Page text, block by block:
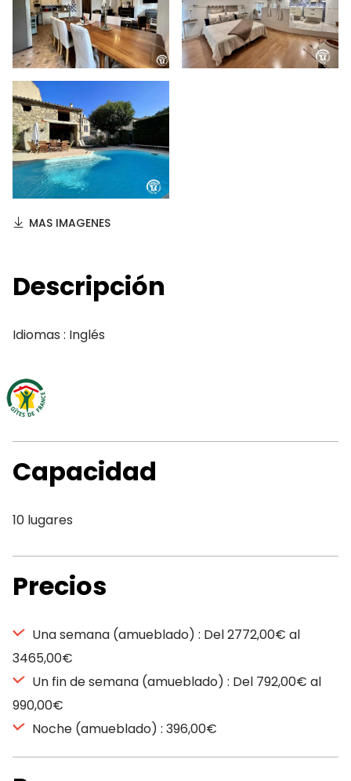
MAS IMAGENES
Descripción
Idiomas : Inglés
Capacidad
10 lugares
Precios
Una semana (amueblado) : Del 2772,00€ al
3465,00€
Un fin de semana (amueblado) : Del 792,00€ al
990,00€
Noche (amueblado) : 396,00€